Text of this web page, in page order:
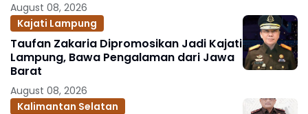
August 08, 2026
Kajati Lampung
Taufan Zakaria Dipromosikan Jadi Kajati
Lampung, Bawa Pengalaman dari Jawa
Barat
August 08, 2026
Kalimantan Selatan